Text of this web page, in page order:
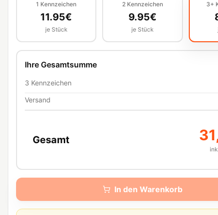
1 Kennzeichen
11.95€
je Stück
2 Kennzeichen
9.95€
je Stück
3+
Ihre Gesamtsumme
3 Kennzeichen
Versand
Gesamt
In den Warenkorb